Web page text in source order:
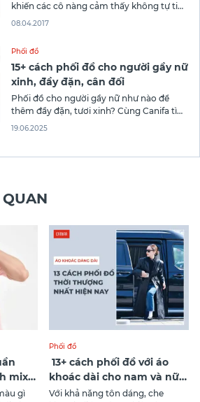
khiến các cô nàng cảm thấy không tự tin.
Nếu không may sở hữu một đôi chân
trong việc lựa chọn loại quần
08.04.2017
Phối đồ
15+ cách phối đồ cho người gầy nữ
xinh, đầy đặn, cân đối
Phối đồ cho người gầy nữ như nào để
thêm đầy đặn, tươi xinh? Cùng Canifa tìm
hiểu ngay 10 style quần áo dưới đây để
19.06.2025
mix
gì
Phối đồ
13+ cách phối đồ với áo
khoác dài cho nam và nữ
hot nhất 2026
Với khả năng tôn dáng, che